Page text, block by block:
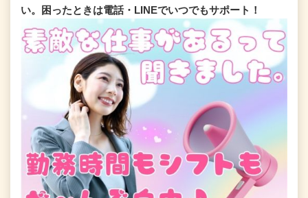
い。困ったときは電話・LINEでいつでもサポート！